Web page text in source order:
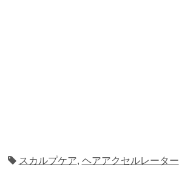
スカルプケア, ヘアアクセルレーター